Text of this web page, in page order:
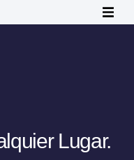
Lugar.